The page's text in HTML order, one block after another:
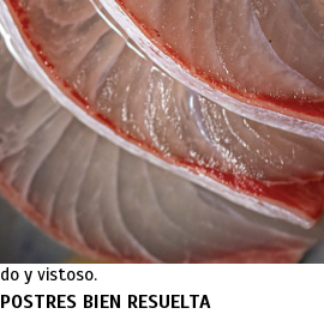
y vistoso.
BIEN RESUELTA